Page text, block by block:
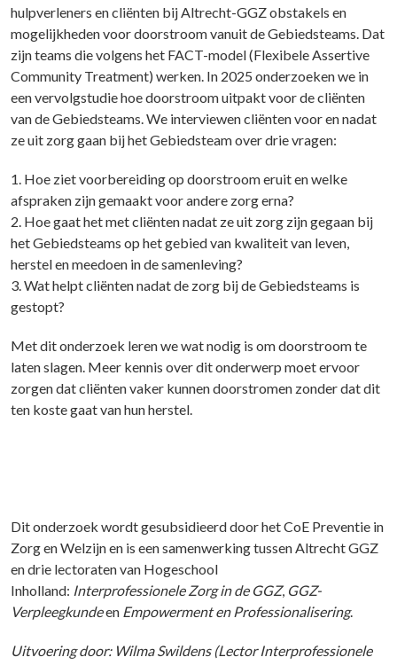
hulpverleners en cliënten bij Altrecht-GGZ obstakels en
mogelijkheden voor doorstroom vanuit de Gebiedsteams. Dat
zijn teams die volgens het FACT-model (Flexibele Assertive
Community Treatment) werken. In 2025 onderzoeken we in
een vervolgstudie hoe doorstroom uitpakt voor de cliënten
van de Gebiedsteams. We interviewen cliënten voor en nadat
ze uit zorg gaan bij het Gebiedsteam over drie vragen:
1. Hoe ziet voorbereiding op doorstroom eruit en welke
afspraken zijn gemaakt voor andere zorg erna?
2. Hoe gaat het met cliënten nadat ze uit zorg zijn gegaan bij
het Gebiedsteams op het gebied van kwaliteit van leven,
herstel en meedoen in de samenleving?
3. Wat helpt cliënten nadat de zorg bij de Gebiedsteams is
gestopt?
Met dit onderzoek leren we wat nodig is om doorstroom te
laten slagen. Meer kennis over dit onderwerp moet ervoor
zorgen dat cliënten vaker kunnen doorstromen zonder dat dit
ten koste gaat van hun herstel.
Dit onderzoek wordt gesubsidieerd door het CoE Preventie in
Zorg en Welzijn en is een samenwerking tussen Altrecht GGZ
en drie lectoraten van Hogeschool
Inholland: Interprofessionele Zorg in de GGZ, GGZ-
Verpleegkundeen Empowerment en Professionalisering.
Uitvoering door: Wilma Swildens (Lector Interprofessionele